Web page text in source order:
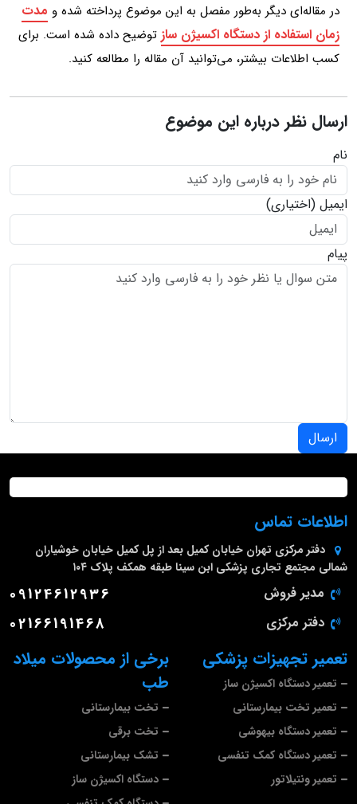
در مقاله‌ای دیگر به‌طور مفصل به این موضوع پرداخته شده و مدت
زمان استفاده از دستگاه اکسیژن‌ ساز توضیح داده شده است. برای
کسب اطلاعات بیشتر، می‌توانید آن مقاله را مطالعه کنید.
ارسال نظر درباره این موضوع
نام
ایمیل (اختیاری)
پیام
ارسال
برخی از محصولات میلاد
طب
تخت بیمارستانی
تخت برقی
تشک بیمارستانی
دستگاه اکسیژن ساز
تعمیر تجهیزات پزشکی
تعمیر دستگاه اکسیژن ساز
تعمیر تخت بیمارستانی
تعمیر دستگاه بیهوشی
تعمیر دستگاه کمک تنفسی
تعمیر ونتیلاتور
اطلاعات تماس
دفتر مرکزی تهران خیابان کمیل بعد از پل کمیل خیابان خوشیاران
شمالی مجتمع تجاری پزشکی ابن سینا طبقه همکف پلاک ۱۰۴
مدیر فروش 09124612936
دفتر مرکزی 02166191468